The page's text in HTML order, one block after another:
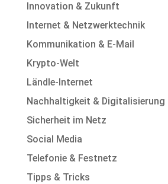
Innovation & Zukunft
Internet & Netzwerktechnik
Kommunikation & E-Mail
Krypto-Welt
Ländle-Internet
Nachhaltigkeit & Digitalisierung
Sicherheit im Netz
Social Media
Telefonie & Festnetz
Tipps & Tricks